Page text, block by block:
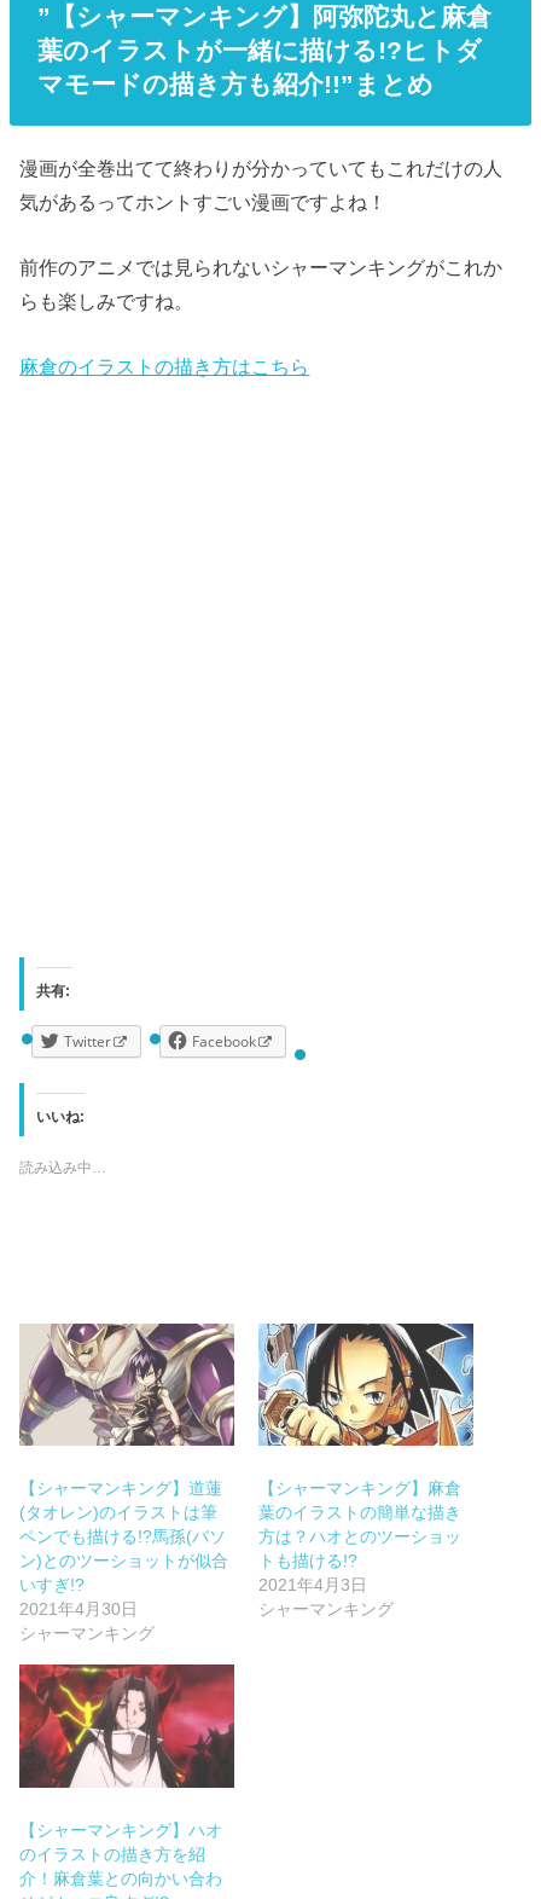
”【シャーマンキング】阿弥陀丸と麻倉
葉のイラストが一緒に描ける!?ヒトダ
マモードの描き方も紹介!!”まとめ
漫画が全巻出てて終わりが分かっていてもこれだけの人
気があるってホントすごい漫画ですよね！
前作のアニメでは見られないシャーマンキングがこれか
らも楽しみですね。
麻倉のイラストの描き方はこちら
共有:
Twitter Facebook
いいね:
読み込み中…
【シャーマンキング】道蓮
(タオレン)のイラストは筆
ペンでも描ける!?馬孫(バソ
ン)とのツーショットが似合
いすぎ!?
2021年4月30日
シャーマンキング
【シャーマンキング】麻倉
葉のイラストの簡単な描き
方は？ハオとのツーショッ
トも描ける!?
2021年4月3日
シャーマンキング
【シャーマンキング】ハオ
のイラストの描き方を紹
介！麻倉葉との向かい合わ